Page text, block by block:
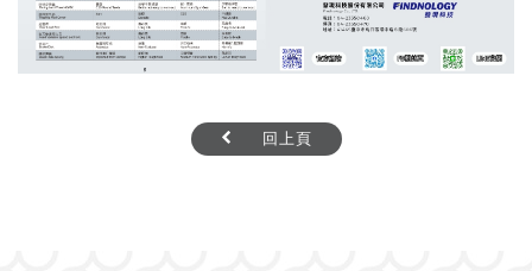
回上頁